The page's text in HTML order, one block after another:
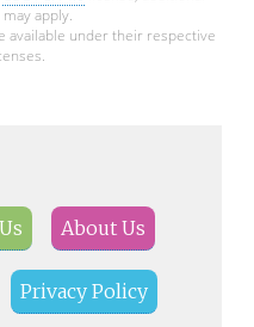
apply.
available under their respective
About Us
Privacy Policy